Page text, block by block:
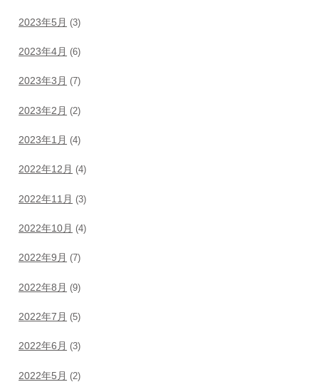
2023年5月 (3)
2023年4月 (6)
2023年3月 (7)
2023年2月 (2)
2023年1月 (4)
2022年12月 (4)
2022年11月 (3)
2022年10月 (4)
2022年9月 (7)
2022年8月 (9)
2022年7月 (5)
2022年6月 (3)
2022年5月 (2)